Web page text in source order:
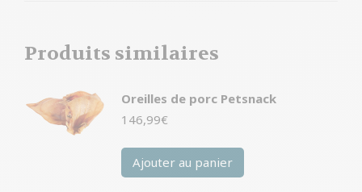
Produits similaires
Oreilles de porc Petsnack
146,99€
Ajouter au panier